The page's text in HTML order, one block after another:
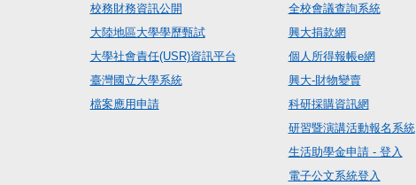
校務財務資訊公開
大陸地區大學學歷甄試
大學社會責任(USR)資訊平台
臺灣國立大學系統
檔案應用申請
全校會議查詢系統
興大捐款網
個人所得報帳e網
興大-財物變賣
科研採購資訊網
研習暨演講活動報名系統
生活助學金申請 - 登入
電子公文系統登入